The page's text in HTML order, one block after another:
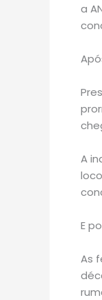
a
A
E
As